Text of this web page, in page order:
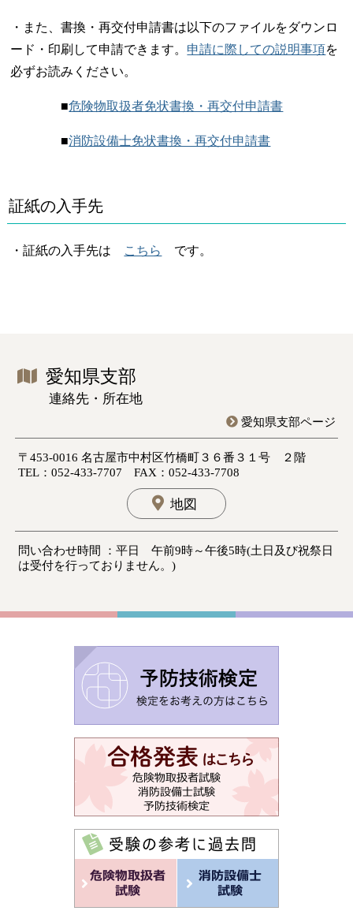
・また、書換・再交付申請書は以下のファイルをダウンロ
ード・印刷して申請できます。 申請に際しての説明事項を
必ずお読みください。
■危険物取扱者免状書換・再交付申請書
■消防設備士免状書換・再交付申請書
証紙の入手先
・証紙の入手先は こちら です。
愛知県支部
連絡先・所在地
愛知県支部ページ
〒453-0016 名古屋市中村区竹橋町３６番３１号 ２階
TEL：052-433-7707 FAX：052-433-7708
地図
問い合わせ時間 ：平日 午前9時～午後5時(土日及び祝祭日
は受付を行っておりません。)